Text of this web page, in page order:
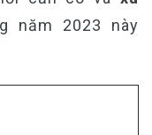
năm 2023 này